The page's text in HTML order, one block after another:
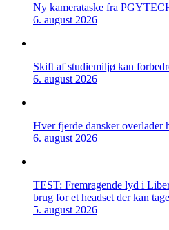
Ny kamerataske fra
6. august 2026
Skift af studiemiljø kan
6. august 2026
Hver fjerde dansker
6. august 2026
TEST: Fremragende lyd i
brug for et headset der kan
5. august 2026